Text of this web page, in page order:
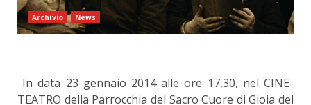
Archivio News
In data 23 gennaio 2014 alle ore 17,30, nel CINE-
TEATRO della Parrocchia del Sacro Cuore di Gioia del